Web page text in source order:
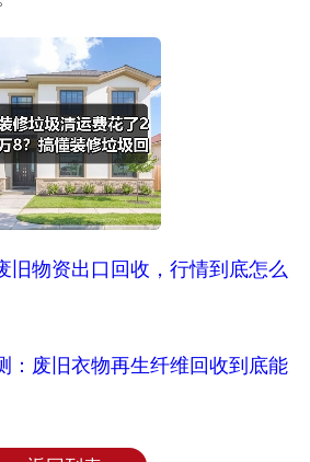
旧物资出口回收，行情到底怎么
：废旧衣物再生纤维回收到底能